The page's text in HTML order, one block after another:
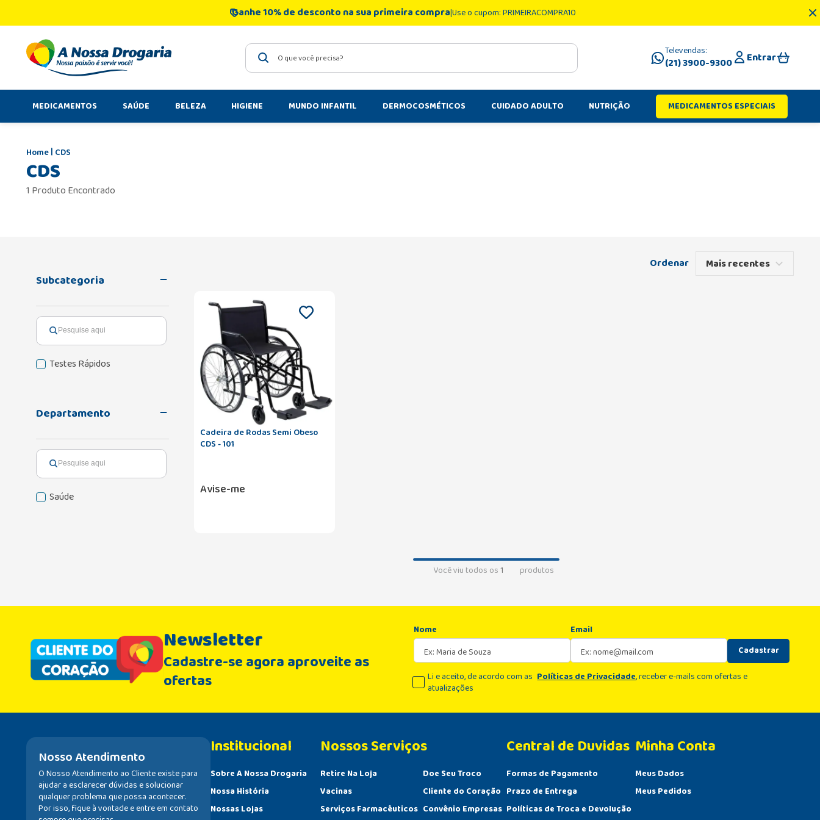
Ganhe 10% de desconto na sua primeira compraUse o cupom: PRIMEIRACOMPRA10
O que você precisa? Televendas:
(21) 3900-9300 Entrar
MEDICAMENTOS SAÚDE BELEZA HIGIENE MUNDO INFANTIL DERMOCOSMÉTICOS CUIDADO ADULTO NUTRIÇÃO MEDICAMENTOS ESPECIAIS
CDS
CDS
1 Produto Encontrado
Subcategoria
Testes Rápidos
Departamento
Saúde
Mais recentes
Cadeira de Rodas Semi Obeso
CDS - 101
Avise-me
Você viu todos os1 produtos
Newsletter
Cadastre-se agora aproveite as
ofertas
Nome
Email
Cadastrar
Li e aceito, de acordo com as Políticas de Privacidade, receber e-mails com ofertas e
atualizações
Nosso Atendimento
O Nosso Atendimento ao Cliente existe para
ajudar a esclarecer dúvidas e solucionar
qualquer problema que possa acontecer.
Por isso, fique à vontade e entre em contato
Institucional
Sobre A Nossa Drogaria
Nossa História
Nossas Lojas
Retire Na Loja
Vacinas
Serviços Farmacêuticos
Doe Seu Troco
Cliente do Coração
Convênio Empresas
Central de Duvidas
Formas de Pagamento
Prazo de Entrega
Políticas de Troca e Devolução
Minha Conta
Meus Dados
Meus Pedidos